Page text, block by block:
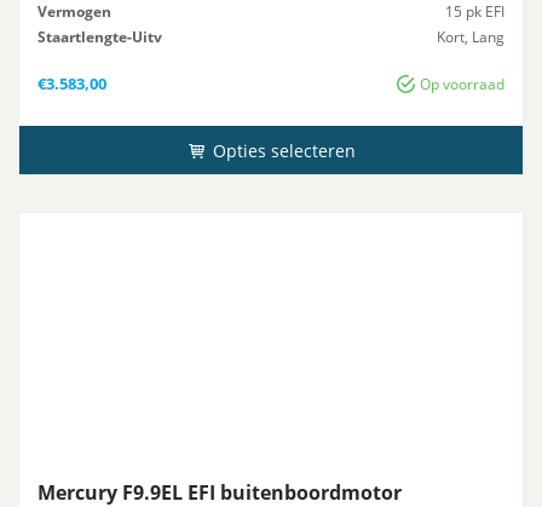
Vermogen
15 pk EFI
Staartlengte-Uitv
Kort, Lang
Op voorraad
€3.583,00
Opties selecteren
Mercury F9.9EL EFI buitenboordmotor